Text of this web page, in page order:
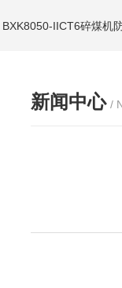
BXK8050-IICT6碎煤机
新闻中心 /